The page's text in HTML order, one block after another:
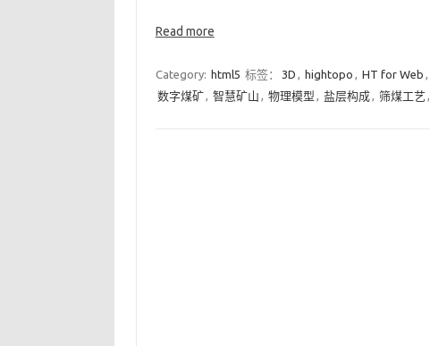
Read more
Category: html5 标签： 3D , hightopo , HT for Web ,
数字煤矿, 智慧矿山 , 物理模型 , 盐层构成, 筛煤工艺 ,